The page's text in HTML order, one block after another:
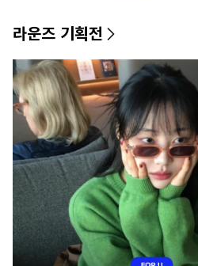
라운즈 기획전